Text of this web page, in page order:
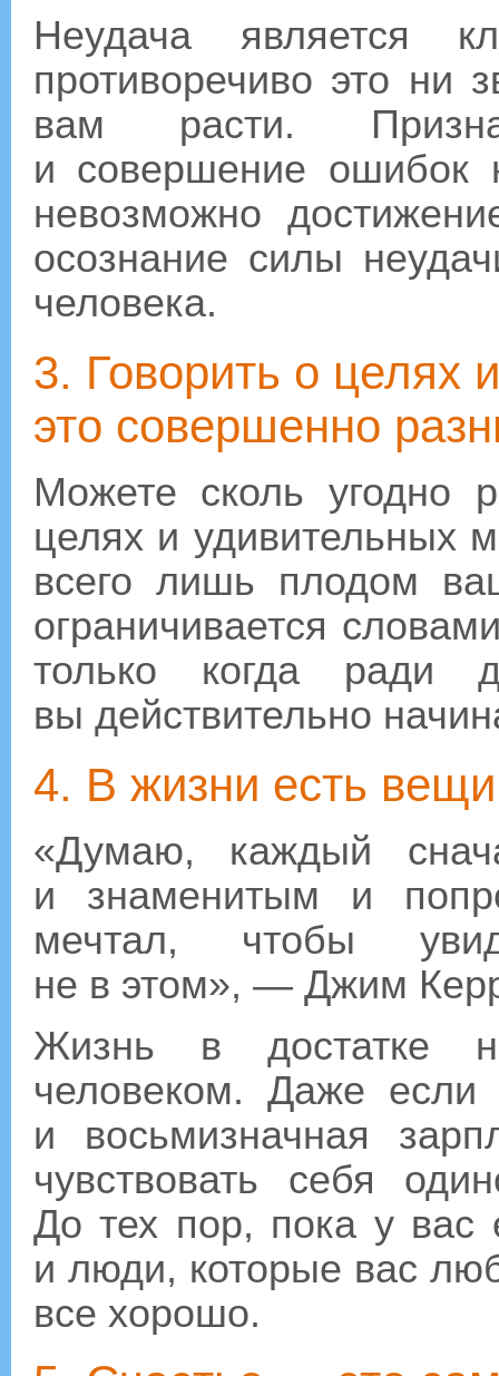
Неудача является
противоречиво это ни
вам расти.
и совершение ошибок
невозможно
осознание силы
человека.
3. Говорить о целях
это совершенно
Можете сколь угодно
целях и удивительных
всего лишь плодом
ограничивается
только когда ради
вы действительно
4. В жизни есть
«Думаю, каждый
и знаменитым и
мечтал, чтобы
не в этом», — Джим
Жизнь в достатке
человеком. Даже
и восьмизначная
чувствовать себя
До тех пор, пока у вас
и люди, которые вас
все хорошо.